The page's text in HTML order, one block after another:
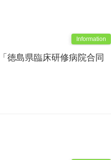
Information
徳島県臨床研修病院合同